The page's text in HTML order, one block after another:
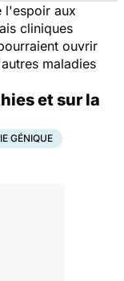
l'espoir aux
cliniques
ouvrir
maladies
et sur la
GÉNIQUE